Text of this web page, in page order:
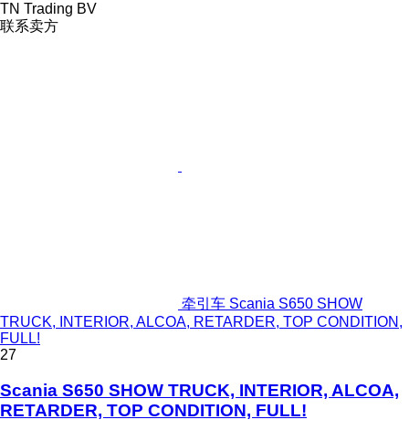
TN Trading BV
联系卖方
牵引车 Scania S650 SHOW
TRUCK, INTERIOR, ALCOA, RETARDER, TOP CONDITION,
FULL!
27
Scania S650 SHOW TRUCK, INTERIOR, ALCOA,
RETARDER, TOP CONDITION, FULL!